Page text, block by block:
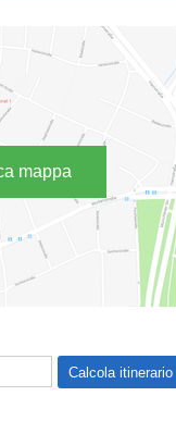
mappa